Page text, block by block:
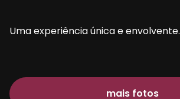
Uma experiência única e envolvente.
mais fotos